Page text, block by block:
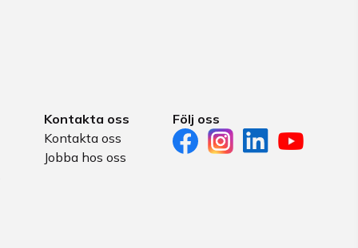
Kontakta oss
Kontakta oss
Jobba hos oss
Följ oss